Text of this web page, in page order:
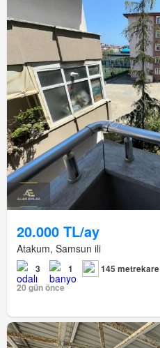
20.000 TL/ay
Atakum, Samsun ili
3 1
145 metrekare
20 gün önce